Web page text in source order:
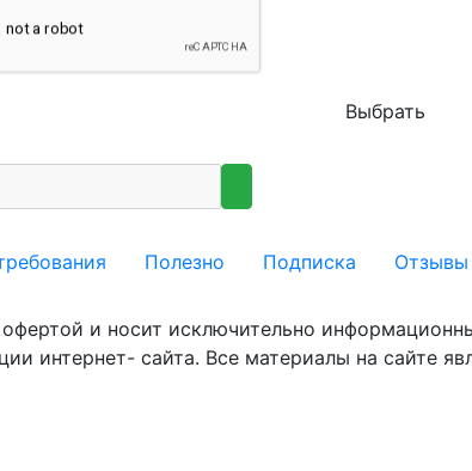
Выбрать
Полезно Подписка Отзывы
и носит исключительно
интернет- сайта. Все материалы на сайте